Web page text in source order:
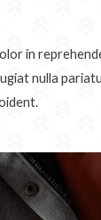
in
nulla